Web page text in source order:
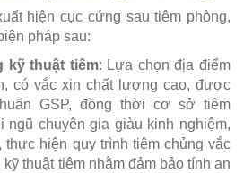
hiện cục cứng sau tiêm phòng,
pháp sau:
kỹ thuật tiêm: Lựa chọn địa điểm
có vắc xin chất lượng cao, được
GSP, đồng thời cơ sở tiêm
ngũ chuyên gia giàu kinh nghiệm,
thực hiện quy trình tiêm chủng vắc
thuật tiêm nhằm đảm bảo tính an